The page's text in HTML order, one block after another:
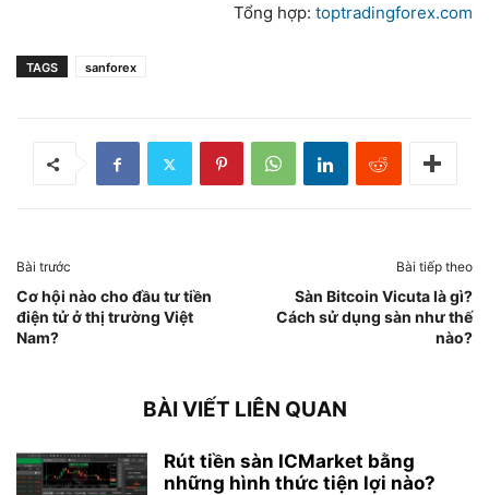
Tổng hợp: toptradingforex.com
TAGS sanforex
Bài trước
Cơ hội nào cho đầu tư tiền
điện tử ở thị trường Việt
Nam?
Bài tiếp theo
Sàn Bitcoin Vicuta là gì?
Cách sử dụng sàn như thế
nào?
BÀI VIẾT LIÊN QUAN
Rút tiền sàn ICMarket bằng
những hình thức tiện lợi nào?